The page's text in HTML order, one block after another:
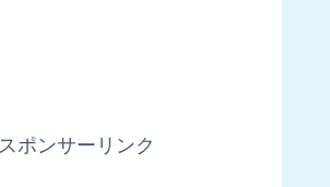
スポンサーリンク